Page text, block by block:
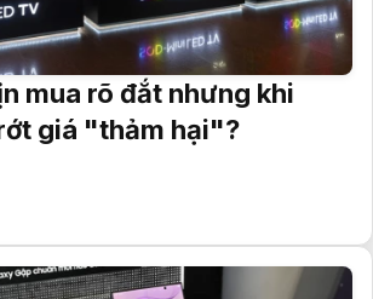
mua rõ đắt nhưng khi
giá "thảm hại"?